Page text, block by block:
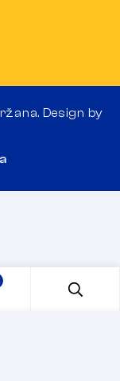
Design by